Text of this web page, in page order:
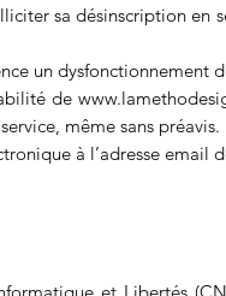
sa désinscription en
un dysfonctionnement
de
même sans préavis.
à l’adresse email